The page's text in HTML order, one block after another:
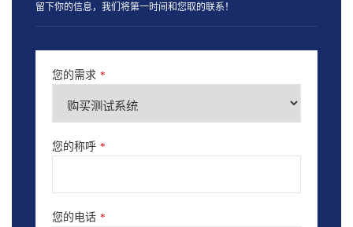
留下你的信息，我们将第一时间和您取的联系！
您的需求 *
您的称呼 *
您的电话 *